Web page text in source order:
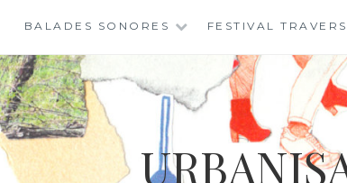
BALADES SONORES FESTIVAL